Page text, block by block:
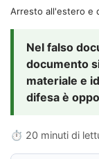
Arresto all'estero e
Nel falso
documento
materiale e
difesa è
⏱ 20 minuti di